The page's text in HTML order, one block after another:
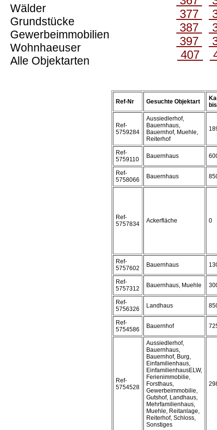
Wälder
Grundstücke
Gewerbeimmobilien
Wohnhaeuser
Alle Objektarten
377
387
397
407
Ref-Nr Gesuchte Objektart
Ref-
5759284
Aussiedlerhof,
Bauernhaus,
Bauernhof, Muehle,
Reiterhof
Ref-
5759110
Bauernhaus
Ref-
5758066
Bauernhaus
Ref-
5757834
Ackerfläche 0
Ref-
5757602
Bauernhaus
Ref-
5757312
Bauernhaus, Muehle
Ref-
5756326
Landhaus
Ref-
5754586
Bauernhof
Ref-
5754528
Aussiedlerhof,
Bauernhaus,
Bauernhof, Burg,
Einfamilienhaus,
EinfamilienhausELW,
Ferienimmobilie,
Forsthaus,
Gewerbeimmobilie,
Gutshof, Landhaus,
Mehrfamilienhaus,
Muehle, Reitanlage,
Reiterhof, Schloss,
Sonstiges